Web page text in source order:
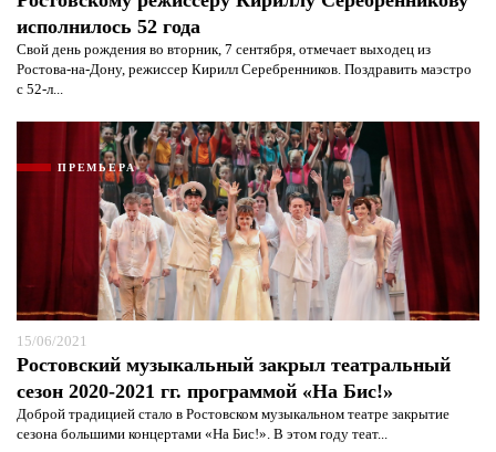
исполнилось 52 года
Свой день рождения во вторник, 7 сентября, отмечает выходец из
Ростова-на-Дону, режиссер Кирилл Серебренников. Поздравить маэстро
с 52-л...
ПРЕМЬЕРА
15/06/2021
Ростовский музыкальный закрыл театральный
сезон 2020-2021 гг. программой «На Бис!»
Доброй традицией стало в Ростовском музыкальном театре закрытие
сезона большими концертами «На Бис!». В этом году теат...
защиты информации*